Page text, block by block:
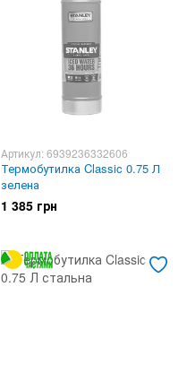
Артикул: 6939236332606
Термобутилка Classic 0.75 Л
зелена
1 385 грн